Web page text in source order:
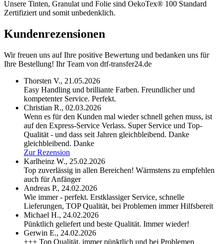
Unsere Tinten, Granulat und Folie sind OekoTex® 100 Standard
Zertifiziert und somit unbedenklich.
Kundenrezensionen
Wir freuen uns auf Ihre positive Bewertung und bedanken uns für
Ihre Bestellung! Ihr Team von dtf-transfer24.de
Thorsten V., 21.05.2026
Easy Handling und brilliante Farben. Freundlicher und
kompetenter Service. Perfekt.
Christian R., 02.03.2026
Wenn es für den Kunden mal wieder schnell gehen muss, ist
auf den Express-Service Verlass. Super Service und Top-
Qualität - und dass seit Jahren gleichbleibend. Danke
gleichbleibend. Danke
Zur Rezension
Karlheinz W., 25.02.2026
Top zuverlässig in allen Bereichen! Wärmstens zu empfehlen
auch für Anfänger
Andreas P., 24.02.2026
Wie immer - perfekt. Erstklassiger Service, schnelle
Lieferungen, TOP Qualität, bei Problemen immer Hilfsbereit
Michael H., 24.02.2026
Pünktlich geliefert und beste Qualität. Immer wieder!
Gerwin E., 24.02.2026
+++ Top Qualität, immer pünktlich und bei Problemen